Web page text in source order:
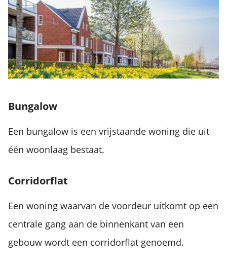
Bungalow
Een bungalow is een vrijstaande woning die uit
één woonlaag bestaat.
Corridorflat
Een woning waarvan de voordeur uitkomt op een
centrale gang aan de binnenkant van een
gebouw wordt een corridorflat genoemd.